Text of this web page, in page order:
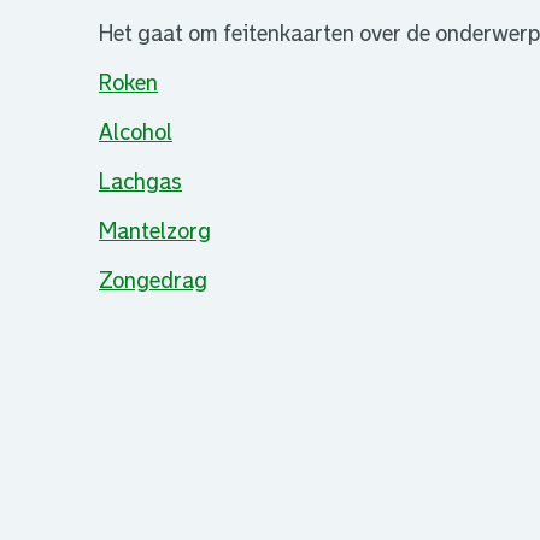
Het gaat om feitenkaarten over de
Roken
Alcohol
Lachgas
Mantelzorg
Zongedrag